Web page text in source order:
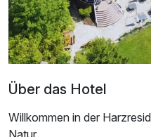
Über das Hotel
Willkommen in der
Natur